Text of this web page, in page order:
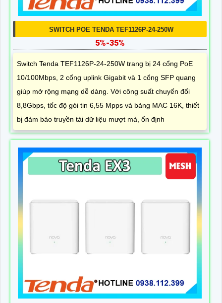
SWITCH POE TENDA TEF1126P-24-250W
5%-35%
Switch Tenda TEF1126P-24-250W trang bị 24 cổng PoE
10/100Mbps, 2 cổng uplink Gigabit và 1 cổng SFP quang
giúp mở rộng mạng dễ dàng. Với công suất chuyển đổi
8,8Gbps, tốc độ gói tin 6,55 Mpps và bảng MAC 16K, thiết
bị đảm bảo truyền tải dữ liệu mượt mà, ổn định